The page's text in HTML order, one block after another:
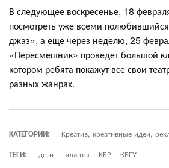
В следующее воскресенье, 18
посмотреть уже всеми
джаз», а еще через неделю, 25
«Пересмешник» проведет большой
котором ребята покажут все свои
разных жанрах.
КАТЕГОРИИ:
Креатив, креативные идеи,
ТЕГИ:
дети таланты КБР КБГУ